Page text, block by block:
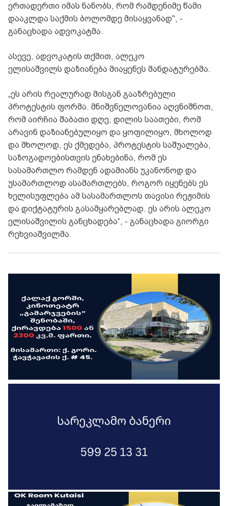
ერთადერთი იმას ნანობს, რომ რამდენიმე წამი
დააკლდა საქმის ბოლომდე მისაყვანად", -
განაცხადა ადვოკატმა.
ასევე, ადვოკატის თქმით, ალეკო
ელისაშვილს დაზიანება მიაყენეს მანდატურებმა.
„ეს არის რეალურად მისგან გააზრებული
პროტესტის ფორმა. მნიშვნელოვანია აღვნიშნოთ,
რომ აირჩია შაბათი დღე, დილის საათები, რომ
არავინ დაზიანებულიყო და ყოფილიყო, მხოლოდ
და მხოლოდ, ეს ქმედება, პროტესტის საშუალება,
საზოგადოებისთვის ენახებინა, რომ ეს
სასამართლო რამდენ ადამიანს უკანონოდ და
უსამართლოდ ასამართლებს, როგორ იყენებს ეს
ხელისუფლება ამ სასამართლოს თავისი რეჟიმის
და დიქტატურის გასამყარებლად. ეს არის ალეკო
ელისაშვილის განცხადება“, - განაცხადა გიორგი
რეხვიაშვილმა.